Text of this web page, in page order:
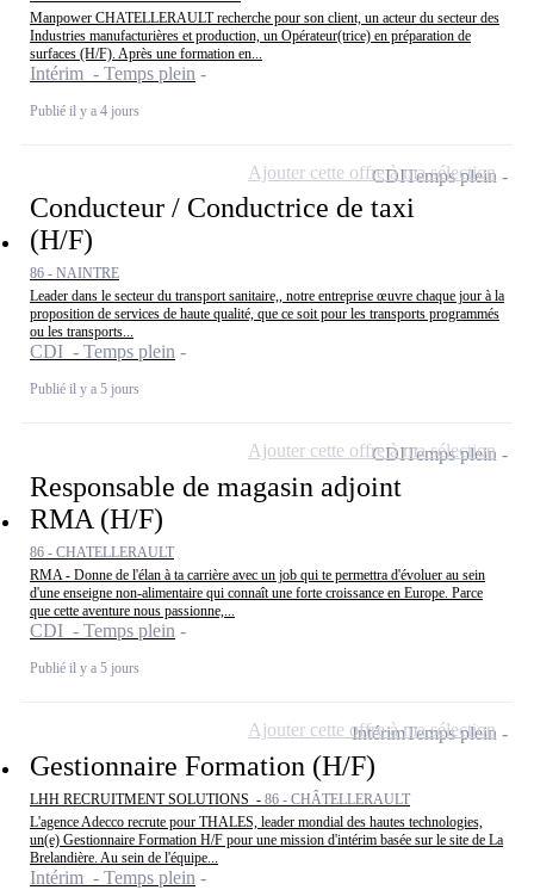
Manpower CHATELLERAULT recherche pour son client, un acteur du secteur des
Industries manufacturières et production, un Opérateur(trice) en préparation de
surfaces (H/F). Après une formation en...
Intérim - Temps plein
Publié il y a 4 jours
Conducteur / Conductrice de taxi
(H/F)
86 - NAINTRE
Leader dans le secteur du transport sanitaire,, notre entreprise œuvre chaque jour à la
proposition de services de haute qualité, que ce soit pour les transports programmés
ou les transports...
CDI - Temps plein
Publié il y a 5 jours
CDITemps plein
Ajouter cette offre à ma sélection
Responsable de magasin adjoint
RMA (H/F)
86 - CHATELLERAULT
RMA - Donne de l'élan à ta carrière avec un job qui te permettra d'évoluer au sein
d'une enseigne non-alimentaire qui connaît une forte croissance en Europe. Parce
que cette aventure nous passionne,...
CDI - Temps plein
Publié il y a 5 jours
CDITemps plein
Ajouter cette offre à ma sélection
Gestionnaire Formation (H/F)
LHH RECRUITMENT SOLUTIONS - 86 - CHÂTELLERAULT
L'agence Adecco recrute pour THALES, leader mondial des hautes technologies,
un(e) Gestionnaire Formation H/F pour une mission d'intérim basée sur le site de La
Brelandière. Au sein de l'équipe...
Intérim - Temps plein
IntérimTemps plein
Ajouter cette offre à ma sélection